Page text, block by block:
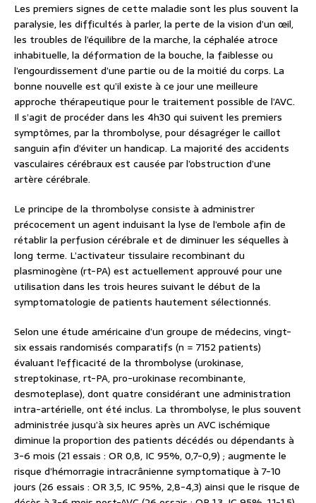
Les premiers signes de cette maladie sont les plus souvent la
paralysie, les difficultés à parler, la perte de la vision d’un œil,
les troubles de l’équilibre de la marche, la céphalée atroce
inhabituelle, la déformation de la bouche, la faiblesse ou
l’engourdissement d’une partie ou de la moitié du corps. La
bonne nouvelle est qu’il existe à ce jour une meilleure
approche thérapeutique pour le traitement possible de l’AVC.
Il s’agit de procéder dans les 4h30 qui suivent les premiers
symptômes, par la thrombolyse, pour désagréger le caillot
sanguin afin d’éviter un handicap. La majorité des accidents
vasculaires cérébraux est causée par l’obstruction d’une
artère cérébrale.
Le principe de la thrombolyse consiste à administrer
précocement un agent induisant la lyse de l’embole afin de
rétablir la perfusion cérébrale et de diminuer les séquelles à
long terme. L’activateur tissulaire recombinant du
plasminogène (rt-PA) est actuellement approuvé pour une
utilisation dans les trois heures suivant le début de la
symptomatologie de patients hautement sélectionnés.
Selon une étude américaine d’un groupe de médecins, vingt-
six essais randomisés comparatifs (n = 7152 patients)
évaluant l’efficacité de la thrombolyse (urokinase,
streptokinase, rt-PA, pro-urokinase recombinante,
desmoteplase), dont quatre considérant une administration
intra-artérielle, ont été inclus. La thrombolyse, le plus souvent
administrée jusqu’à six heures après un AVC ischémique
diminue la proportion des patients décédés ou dépendants à
3-6 mois (21 essais : OR 0,8, IC 95%, 0,7-0,9) ; augmente le
risque d’hémorragie intracrânienne symptomatique à 7-10
jours (26 essais : OR 3,5, IC 95%, 2,8-4,3) ainsi que le risque de